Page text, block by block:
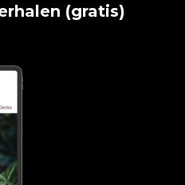
(gratis)